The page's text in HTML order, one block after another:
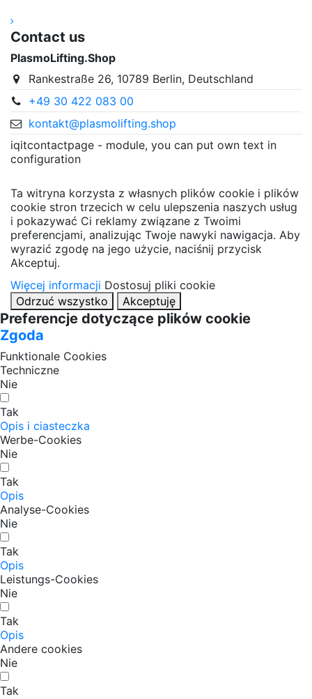
Contact us
PlasmoLifting.Shop
Rankestraße 26, 10789 Berlin, Deutschland
+49 30 422 083 00
kontakt@plasmolifting.shop
iqitcontactpage - module, you can put own text in
configuration
Ta witryna korzysta z własnych plików cookie i plików
cookie stron trzecich w celu ulepszenia naszych usług
i pokazywać Ci reklamy związane z Twoimi
preferencjami, analizując Twoje nawyki nawigacja. Aby
wyrazić zgodę na jego użycie, naciśnij przycisk
Akceptuj.
Więcej informacji Dostosuj pliki cookie
Odrzuć wszystko
Akceptuję
Preferencje dotyczące plików cookie
Zgoda
Funktionale Cookies
Techniczne
Nie
Tak
Opis i ciasteczka
Werbe-Cookies
Nie
Tak
Opis
Analyse-Cookies
Nie
Tak
Opis
Leistungs-Cookies
Nie
Tak
Opis
Andere cookies
Nie
Tak